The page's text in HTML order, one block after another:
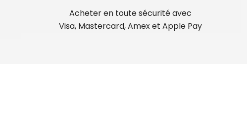
Acheter en toute sécurité avec
Visa, Mastercard, Amex et Apple Pay